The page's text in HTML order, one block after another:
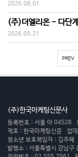
2026.06.01
(주)더엘리온 - 다단
2026.05.21
PREV
(주)한국마케팅신문사
등록번호 : 서울 아 04528
제호 : 한국마케팅신문
업
청소년 보호책임자 : 김주혜
발행소 : 서울특별시 강남